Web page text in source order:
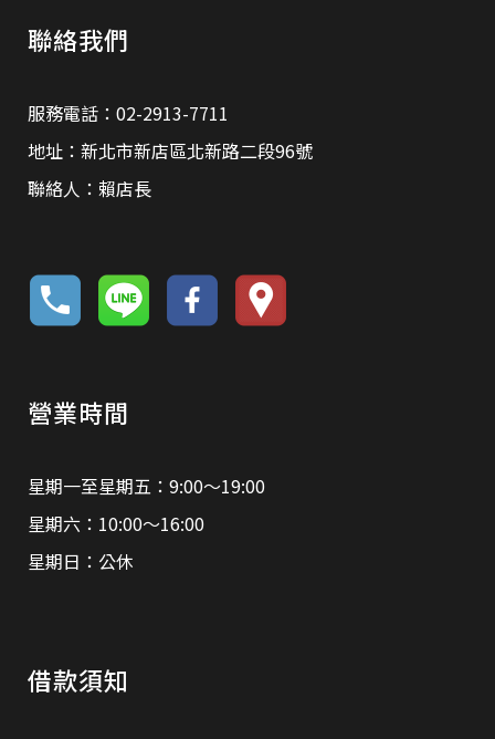
聯絡我們
服務電話：02-2913-7711
地址：新北市新店區北新路二段96號
聯絡人：賴店長
營業時間
星期一至星期五：9:00～19:00
星期六：10:00～16:00
星期日：公休
借款須知